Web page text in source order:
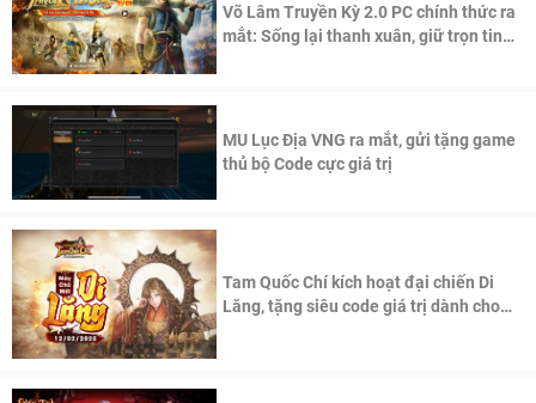
Võ Lâm Truyền Kỳ 2.0 PC chính thức ra
mắt: Sống lại thanh xuân, giữ trọn tinh
MU Lục Địa VNG ra mắt, gửi tặng game
thủ bộ Code cực giá trị
Tam Quốc Chí kích hoạt đại chiến Di
Lăng, tặng siêu code giá trị dành cho